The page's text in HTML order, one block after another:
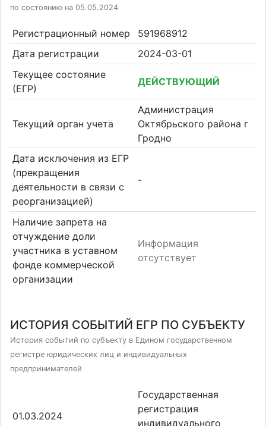
по состоянию на 05.05.2024
Регистрационный номер
591968912
Дата регистрации
2024-03-01
Текущее состояние
(ЕГР)
ДЕЙСТВУЮЩИЙ
Текущий орган учета
Администрация
Октябрьского района г
Гродно
Дата исключения из ЕГР
(прекращения
деятельности в связи с
реорганизацией)
-
Наличие запрета на
отчуждение доли
участника в уставном
фонде коммерческой
организации
Информация
отсутствует
ИСТОРИЯ СОБЫТИЙ ЕГР ПО СУБЪЕКТУ
История событий по субъекту в Едином государственном
регистре юридических лиц и индивидуальных
предпринимателей
01.03.2024
Государственная
регистрация
индивидуального